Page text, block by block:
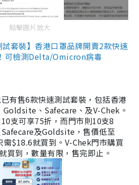
點擊圖片放大
套裝】香港口罩品牌開賣2款快速
可檢測Delta/Omicron病毒
有售6款快速測試套裝，包括香港
Goldsite、Safecare、及V-Chek。
支可享75折，而門市則10支8
及Goldsite，售價低至
$18.6就買到。V-Chek門市購買
買到，數量有限，售完即止。